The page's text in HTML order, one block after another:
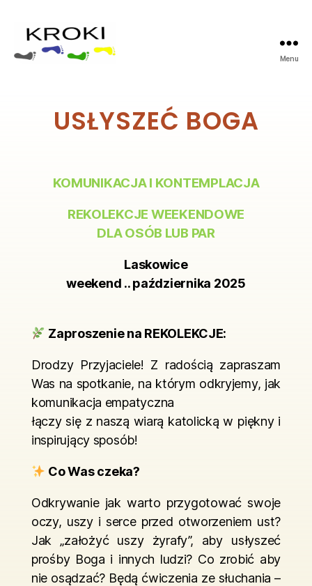
Menu
USŁYSZEĆ BOGA
KOMUNIKACJA I KONTEMPLACJA
REKOLEKCJE WEEKENDOWE
DLA OSÓB LUB PAR
Laskowice
weekend .. października 2025
Zaproszenie na REKOLEKCJE:
Drodzy Przyjaciele! Z radością zapraszam
Was na spotkanie, na którym odkryjemy, jak
komunikacja empatyczna
łączy się z naszą wiarą katolicką w piękny i
inspirujący sposób!
Co Was czeka?
Odkrywanie jak warto przygotować swoje
oczy, uszy i serce przed otworzeniem ust?
Jak „założyć uszy żyrafy”, aby usłyszeć
prośby Boga i innych ludzi? Co zrobić aby
nie osądzać? Będą ćwiczenia ze słuchania –